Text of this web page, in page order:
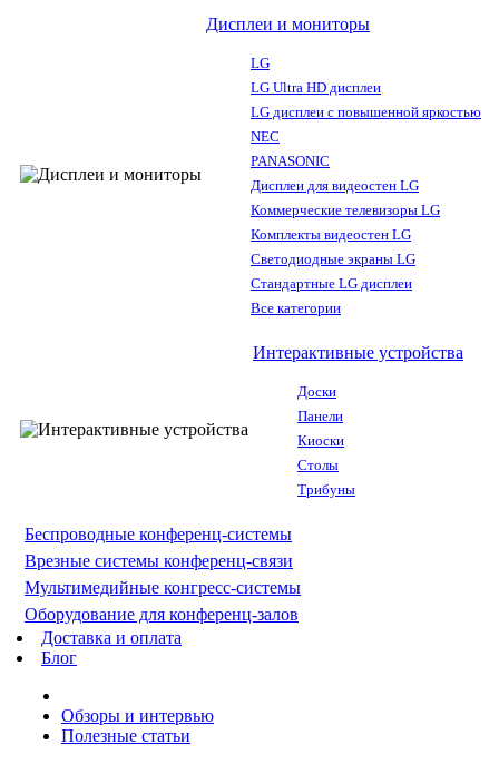
Дисплеи и мониторы
LG
LG Ultra HD дисплеи
LG дисплеи с повышенной яркостью
NEC
PANASONIC
Дисплеи для видеостен LG
Коммерческие телевизоры LG
Комплекты видеостен LG
Светодиодные экраны LG
Стандартные LG дисплеи
Все категории
Интерактивные устройства
Доски
Панели
Киоски
Столы
Трибуны
Беспроводные конференц-системы
Врезные системы конференц-связи
Мультимедийные конгресс-системы
Оборудование для конференц-залов
Доставка и оплата
Блог
Обзоры и интервью
Полезные статьи